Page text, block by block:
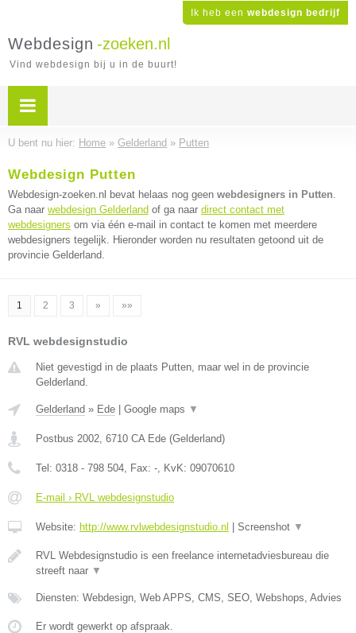
Ik heb een webdesign bedrijf
Webdesign -zoeken.nl
Vind webdesign bij u in de buurt!
U bent nu hier: Home » Gelderland » Putten
Webdesign Putten
Webdesign-zoeken.nl bevat helaas nog geen webdesigners in Putten.
Ga naar webdesign Gelderland of ga naar direct contact met
webdesigners om via één e-mail in contact te komen met meerdere
webdesigners tegelijk. Hieronder worden nu resultaten getoond uit de
provincie Gelderland.
1 2 3 » »»
RVL webdesignstudio
Niet gevestigd in de plaats Putten, maar wel in de provincie
Gelderland.
Gelderland » Ede Google maps ▼
Postbus 2002, 6710 CA Ede (Gelderland)
Tel: 0318 - 798 504, Fax: -, KvK: 09070610
E-mail › RVL webdesignstudio
Website: http://www.rvlwebdesignstudio.nl Screenshot ▼
RVL Webdesignstudio is een freelance internetadviesbureau die
streeft naar ▼
Diensten: Webdesign, Web APPS, CMS, SEO, Webshops, Advies
Er wordt gewerkt op afspraak.